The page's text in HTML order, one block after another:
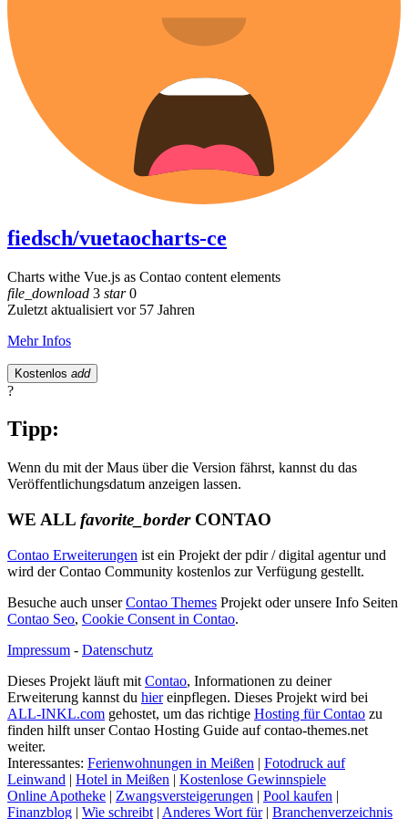
fiedsch/vuetaocharts-ce
Charts withe Vue.js as Contao content elements
file_download 3 star0
Zuletzt aktualisiert vor 57 Jahren
Mehr Infos
Kostenlos add
?
Tipp:
Wenn du mit der Maus über die Version fährst, kannst du das
Veröffentlichungsdatum anzeigen lassen.
WE ALL favorite_borderCONTAO
Contao Erweiterungen ist ein Projekt der pdir / digital agentur und
wird der Contao Community kostenlos zur Verfügung gestellt.
Besuche auch unserContao Themes Projekt oder unsere Info Seiten
Contao Seo, Cookie Consent in Contao.
Impressum - Datenschutz
Dieses Projekt läuft mit Contao, Informationen zu deiner
Erweiterung kannst du hiereinpflegen. Dieses Projekt wird bei
ALL-INKL.com gehostet, um das richtige Hosting für Contao zu
finden hilft unser Contao Hosting Guide auf contao-themes.net
weiter.
Interessantes: Ferienwohnungen in Meißen | Fotodruck auf
Leinwand | Hotel in Meißen | Kostenlose Gewinnspiele
Online Apotheke | Zwangsversteigerungen | Pool kaufen |
Finanzblog | Wie schreibt | Anderes Wort für| Branchenverzeichnis